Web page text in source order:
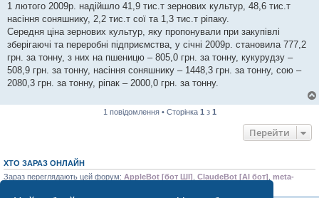
1 лютого 2009р. надійшло 41,9 тис.т зернових культур, 48,6 тис.т
насіння соняшнику, 2,2 тис.т сої та 1,3 тис.т ріпаку.
Середня ціна зернових культур, яку пропонували при закупівлі
зберігаючі та переробні підприємства, у січні 2009р. становила 777,2
грн. за тонну, з них на пшеницю – 805,0 грн. за тонну, кукурудзу –
508,9 грн. за тонну, насіння соняшнику – 1448,3 грн. за тонну, сою –
2080,3 грн. за тонну, ріпак – 2000,0 грн. за тонну.
1 повідомлення • Сторінка 1 з 1
Перейти
ХТО ЗАРАЗ ОНЛАЙН
Зараз переглядають цей форум: AppleBot [бот ШІ] ClaudeBot [AI бот] meta-